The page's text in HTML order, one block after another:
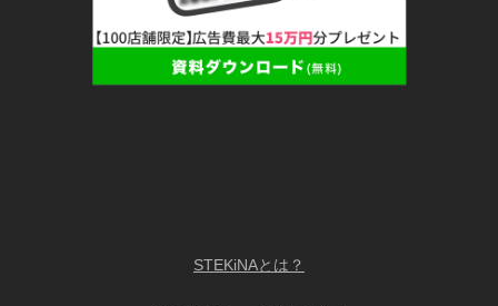
STEKiNAとは？